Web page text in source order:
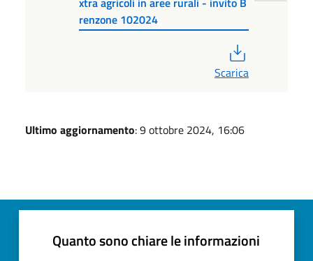
renzone 102024
Scarica
Ultimo aggiornamento: 9 ottobre 2024, 16:06
Quanto sono chiare le informazioni